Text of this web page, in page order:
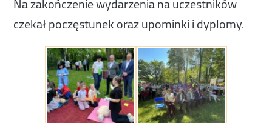
czekał poczęstunek oraz upominki i dyplomy.